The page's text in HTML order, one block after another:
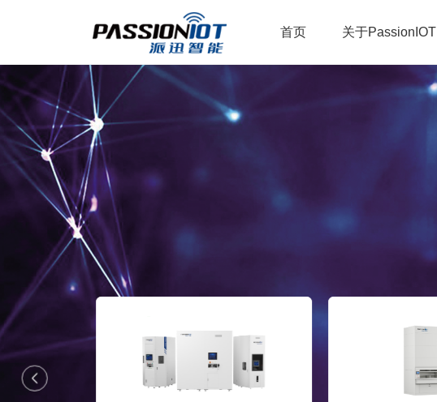
首页 关于PassionIOT